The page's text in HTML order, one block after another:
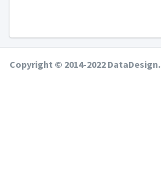
Copyright © 2014-2022 DataDesign.